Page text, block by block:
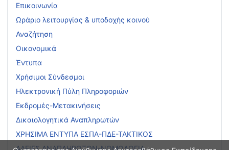
Επικοινωνία
Ωράριο λειτουργίας & υποδοχής κοινού
Αναζήτηση
Οικονομικά
Έντυπα
Χρήσιμοι Σύνδεσμοι
Ηλεκτρονική Πύλη Πληροφοριών
Εκδρομές-Μετακινήσεις
Δικαιολογητικά Αναπληρωτών
ΧΡΗΣΙΜΑ ΕΝΤΥΠΑ ΕΣΠΑ-ΠΔΕ-ΤΑΚΤΙΚΟΣ
ΑΔΕΙΕΣ ΑΝΑΠΛΗΡΩΤΩΝ-ΝΟΜΟΛΟΓΙΑ